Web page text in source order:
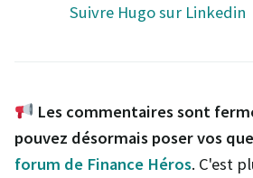
Suivre Hugo sur Linkedin
Les commentaires sont
pouvez désormais poser vos
forum de Finance Héros. C'est